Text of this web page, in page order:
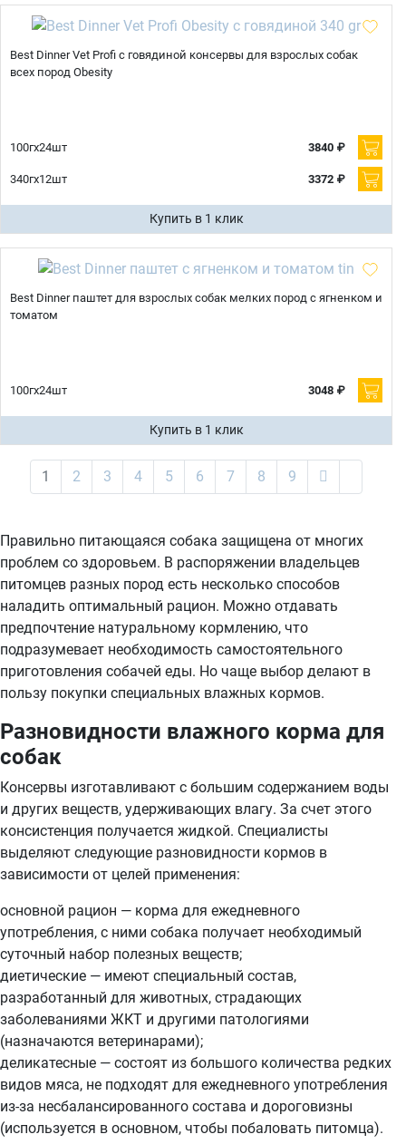
Best Dinner Vet Profi с говядиной консервы для взрослых собак
всех пород Obesity
100гх24шт 3840 ₽
340гх12шт 3372 ₽
Купить в 1 клик
Best Dinner паштет для взрослых собак мелких пород с ягненком и
томатом
100гх24шт 3048 ₽
Купить в 1 клик
1 2 3 4 5 6 7 8 9
Правильно питающаяся собака защищена от многих
проблем со здоровьем. В распоряжении владельцев
питомцев разных пород есть несколько способов
наладить оптимальный рацион. Можно отдавать
предпочтение натуральному кормлению, что
подразумевает необходимость самостоятельного
приготовления собачей еды. Но чаще выбор делают в
пользу покупки специальных влажных кормов.
Разновидности влажного корма для
собак
Консервы изготавливают с большим содержанием воды
и других веществ, удерживающих влагу. За счет этого
консистенция получается жидкой. Специалисты
выделяют следующие разновидности кормов в
зависимости от целей применения:
основной рацион — корма для ежедневного
употребления, с ними собака получает необходимый
суточный набор полезных веществ;
диетические — имеют специальный состав,
разработанный для животных, страдающих
заболеваниями ЖКТ и другими патологиями
(назначаются ветеринарами);
деликатесные — состоят из большого количества редких
видов мяса, не подходят для ежедневного употребления
из-за несбалансированного состава и дороговизны
(используется в основном, чтобы побаловать питомца).